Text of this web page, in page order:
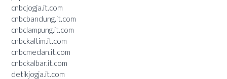
cnbcjogja.it.com
cnbcbandung.it.com
cnbclampung.it.com
cnbckaltim.it.com
cnbcmedan.it.com
cnbckalbar.it.com
detikjogja.it.com